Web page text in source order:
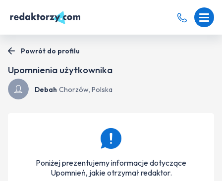
Upomnienia użytkownika
Debah Chorzów, Polska
Powrót do profilu
Poniżej prezentujemy informacje dotyczące
Upomnień, jakie otrzymał redaktor.